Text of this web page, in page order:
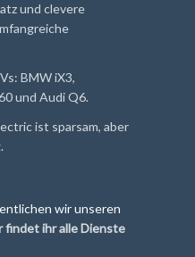
und clevere
BMW iX3,
und Audi Q6.
ist sparsam, aber
wir unseren
findet ihr alle Dienste